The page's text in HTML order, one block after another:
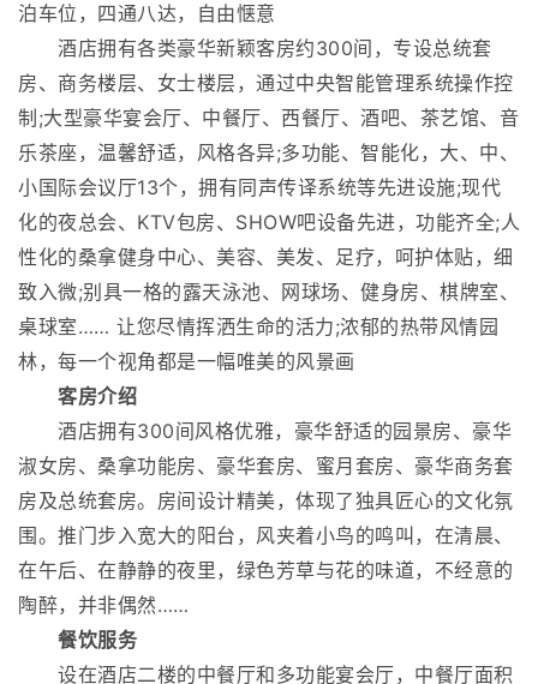
泊车位，四通八达，自由惬意
酒店拥有各类豪华新颖客房约300间，专设总统套
房、商务楼层、女士楼层，通过中央智能管理系统操作控
制;大型豪华宴会厅、中餐厅、西餐厅、酒吧、茶艺馆、音
乐茶座，温馨舒适，风格各异;多功能、智能化，大、中、
小国际会议厅13个，拥有同声传译系统等先进设施;现代
化的夜总会、KTV包房、SHOW吧设备先进，功能齐全;人
性化的桑拿健身中心、美容、美发、足疗，呵护体贴，细
致入微;别具一格的露天泳池、网球场、健身房、棋牌室、
桌球室…… 让您尽情挥洒生命的活力;浓郁的热带风情园
林，每一个视角都是一幅唯美的风景画
客房介绍
酒店拥有300间风格优雅，豪华舒适的园景房、豪华
淑女房、桑拿功能房、豪华套房、蜜月套房、豪华商务套
房及总统套房。房间设计精美，体现了独具匠心的文化氛
围。推门步入宽大的阳台，风夹着小鸟的鸣叫，在清晨、
在午后、在静静的夜里，绿色芳草与花的味道，不经意的
陶醉，并非偶然……
餐饮服务
设在酒店二楼的中餐厅和多功能宴会厅，中餐厅面积